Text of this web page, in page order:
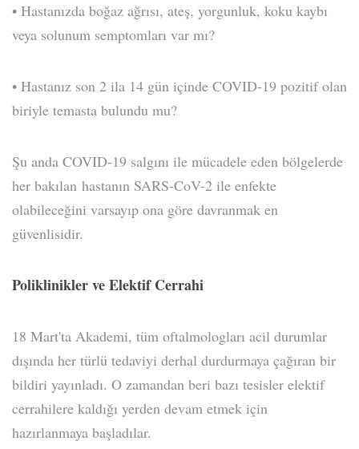
• Hastanızda boğaz ağrısı, ateş, yorgunluk, koku kaybı
veya solunum semptomları var mı?
• Hastanız son 2 ila 14 gün içinde COVID-19 pozitif olan
biriyle temasta bulundu mu?
Şu anda COVID-19 salgını ile mücadele eden bölgelerde
her bakılan hastanın SARS-CoV-2 ile enfekte
olabileceğini varsayıp ona göre davranmak en
güvenlisidir.
Poliklinikler ve Elektif Cerrahi
18 Mart'ta Akademi, tüm oftalmologları acil durumlar
dışında her türlü tedaviyi derhal durdurmaya çağıran bir
bildiri yayınladı. O zamandan beri bazı tesisler elektif
cerrahilere kaldığı yerden devam etmek için
hazırlanmaya başladılar.